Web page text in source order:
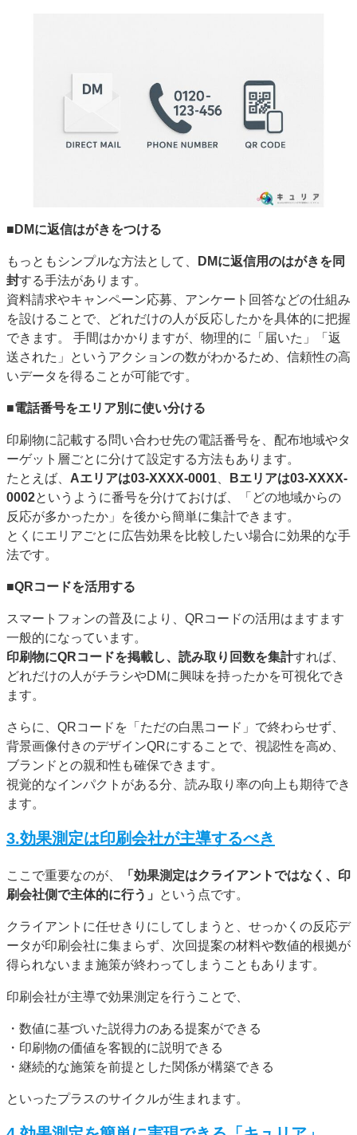
■DMに返信はがきをつける
もっともシンプルな方法として、
DMに返信用のはがきを同
封する手法があります。
資料請求やキャンペーン応募、アンケート回答などの仕組み
を設けることで、どれだけの人が反応したかを具体的に把握
できます。 手間はかかりますが、物理的に「届いた」「返
送された」というアクションの数がわかるため、信頼性の高
いデータを得ることが可能です。
■電話番号をエリア別に使い分ける
印刷物に記載する問い合わせ先の電話番号を、配布地域やタ
ーゲット層ごとに分けて設定する方法もあります。
たとえば、 Aエリアは03-XXXX-0001
Bエリアは03-XXXX-
0002というように番号を分けておけば、「どの地域からの
反応が多かったか」を後から簡単に集計できます。
とくにエリアごとに広告効果を比較したい場合に効果的な手
法です。
■QRコードを活用する
スマートフォンの普及により、QRコードの活用はますます
一般的になっています。
印刷物にQRコードを掲載し、読み取り回数を集計すれば、
どれだけの人がチラシやDMに興味を持ったかを可視化でき
ます。
さらに、QRコードを「ただの白黒コード」で終わらせず、
背景画像付きのデザインQRにすることで、視認性を高め、
ブランドとの親和性も確保できます。
視覚的なインパクトがある分、読み取り率の向上も期待でき
ます。
3.効果測定は印刷会社が主導するべき
ここで重要なのが、
「効果測定はクライアントではなく、印
刷会社側で主体的に行う」
という点です。
クライアントに任せきりにしてしまうと、せっかくの反応デ
ータが印刷会社に集まらず、次回提案の材料や数値的根拠が
得られないまま施策が終わってしまうこともあります。
印刷会社が主導で効果測定を行うことで、
・数値に基づいた説得力のある提案ができる
・印刷物の価値を客観的に説明できる
・継続的な施策を前提とした関係が構築できる
といったプラスのサイクルが生まれます。